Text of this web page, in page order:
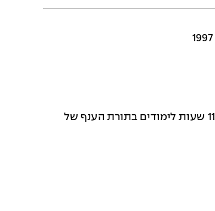
שעות לימוד, הכולל 50 שעות לימודים עיוניים במדעי הספורט, 116 שעות לימודים בתורת הענף של